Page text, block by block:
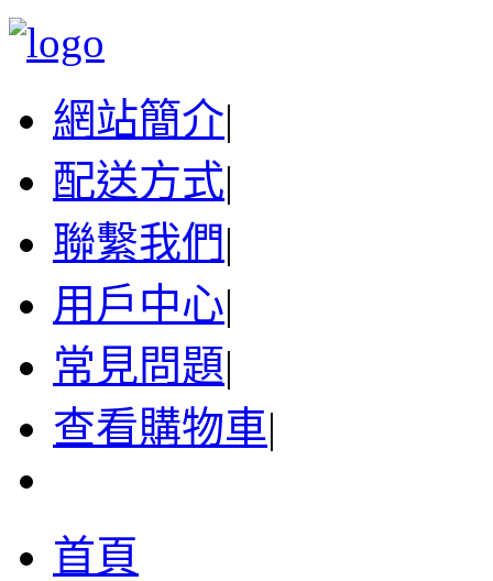
網站簡介|
配送方式|
聯繫我們|
用戶中心|
常見問題|
查看購物車|
首頁